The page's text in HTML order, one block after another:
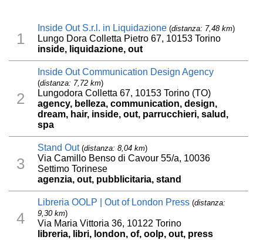
1
Inside Out S.r.l. in Liquidazione (distanza: 7,48 km)
Lungo Dora Colletta Pietro 67, 10153 Torino
inside, liquidazione, out
2
Inside Out Communication Design Agency
(distanza: 7,72 km)
Lungodora Colletta 67, 10153 Torino (TO)
agency, belleza, communication, design,
dream, hair, inside, out, parrucchieri, salud,
spa
3
Stand Out(distanza: 8,04 km)
Via Camillo Benso di Cavour 55/a, 10036
Settimo Torinese
agenzia, out, pubblicitaria, stand
4
Libreria OOLP | Out of London Press (distanza:
9,30 km)
Via Maria Vittoria 36, 10122 Torino
libreria, libri, london, of, oolp, out, press